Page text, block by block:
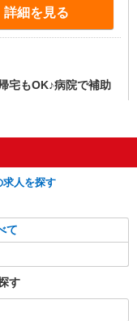
詳細を見る
もOK♪病院で補助
＜日払い有/週払い有/交
)＞
詳細を見る
て世代活躍中！働き
＜日払い有/週払い有/交
求人を探す
て
す